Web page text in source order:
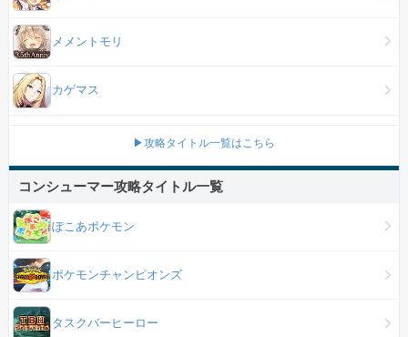
メメントモリ
カゲマス
▶攻略タイトル一覧はこちら
コンシューマー攻略タイトル一覧
ぽこあポケモン
ポケモンチャンピオンズ
タスクバーヒーロー